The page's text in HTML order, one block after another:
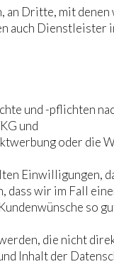
an Dritte, mit
auch Dienstleister
und -pflichten
und
oder die
Einwilligungen,
dass wir im Fall
so
die nicht
Inhalt der